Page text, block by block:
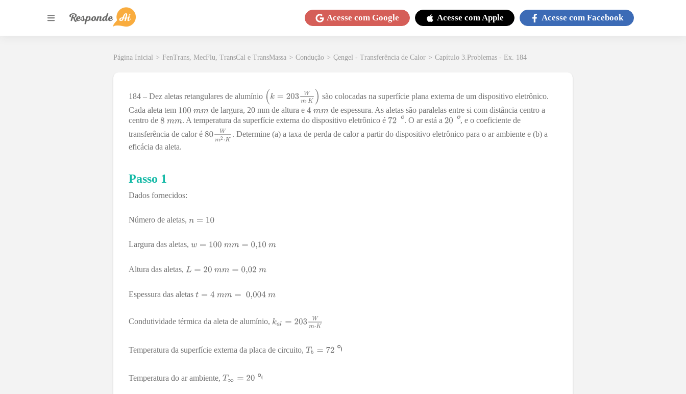
Acesse com Google Acesse comApple Acesse com Facebook
Página Inicial > FenTrans, MecFlu, TransCal e TransMassa > Condução > Çengel - Transferência de Calor > Capítulo 3.Problemas - Ex. 184
184 – Dez aletas retangulares de alumínio
são colocadas na superfície plana externa de um dispositivo eletrônico.
Cada aleta tem
de largura, 20 mm de altura e
de espessura. As aletas são paralelas entre si com distância centro a
centro de
. A temperatura da superfície externa do dispositivo eletrônico é ℃
. O ar está a ℃, e o coeficiente de
transferência de calor é
. Determine (a) a taxa de perda de calor a partir do dispositivo eletrônico para o ar ambiente e (b) a
eficácia da aleta.
Passo 1
Dados fornecidos:
Número de aletas,
Largura das aletas,
Altura das aletas,
Espessura das aletas
Condutividade térmica da aleta de alumínio,
Temperatura da superfície externa da placa de circuito, ℃
Temperatura do ar ambiente, ℃